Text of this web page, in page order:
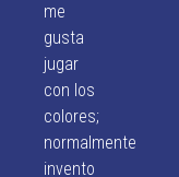
me
gusta
jugar
con los
colores;
normalmente
invento